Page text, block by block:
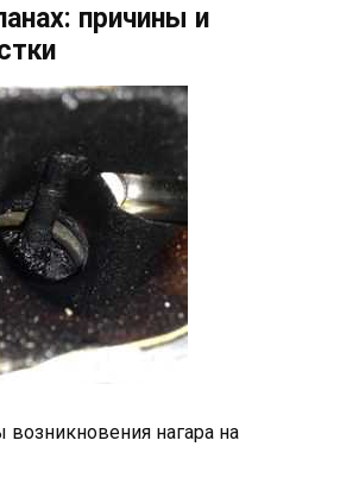
причины и
нагара на